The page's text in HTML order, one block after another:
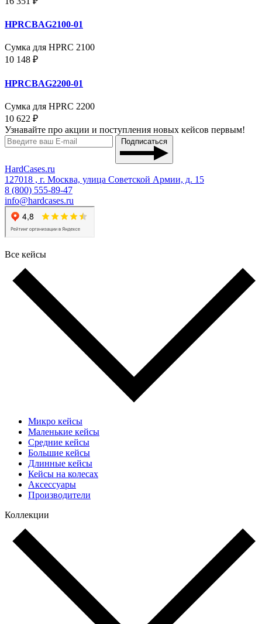
HPRCBAG2100-01
Сумка для HPRC 2100
10 148 ₽
HPRCBAG2200-01
Сумка для HPRC 2200
10 622 ₽
Узнавайте про акции и поступления новых кейсов первым!
Подписаться
HardCases.ru
127018 , г. Москва, улица Советской Армии, д. 15
8 (800) 555-89-47
info@hardcases.ru
Все кейсы
Микро кейсы
Маленькие кейсы
Средние кейсы
Большие кейсы
Длинные кейсы
Кейсы на колесах
Аксессуары
Производители
Коллекции